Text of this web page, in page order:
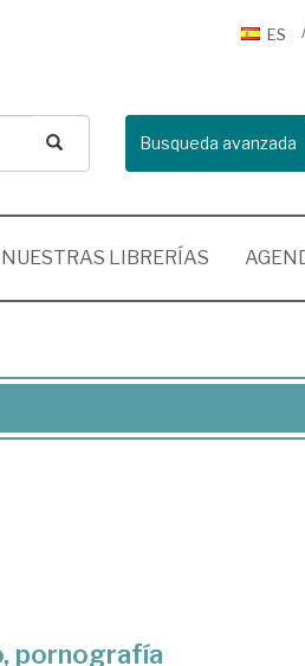
ES
Busqueda avanzada
NUESTRAS LIBRERÍAS
pornografía